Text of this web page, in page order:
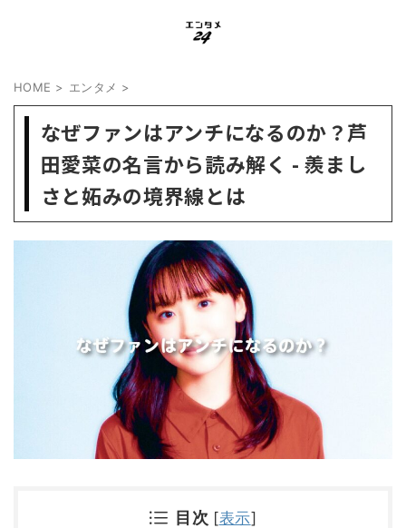
HOME > エンタメ >
なぜファンはアンチになるのか？芦
田愛菜の名言から読み解く - 羨まし
さと妬みの境界線とは
目次 [表示]